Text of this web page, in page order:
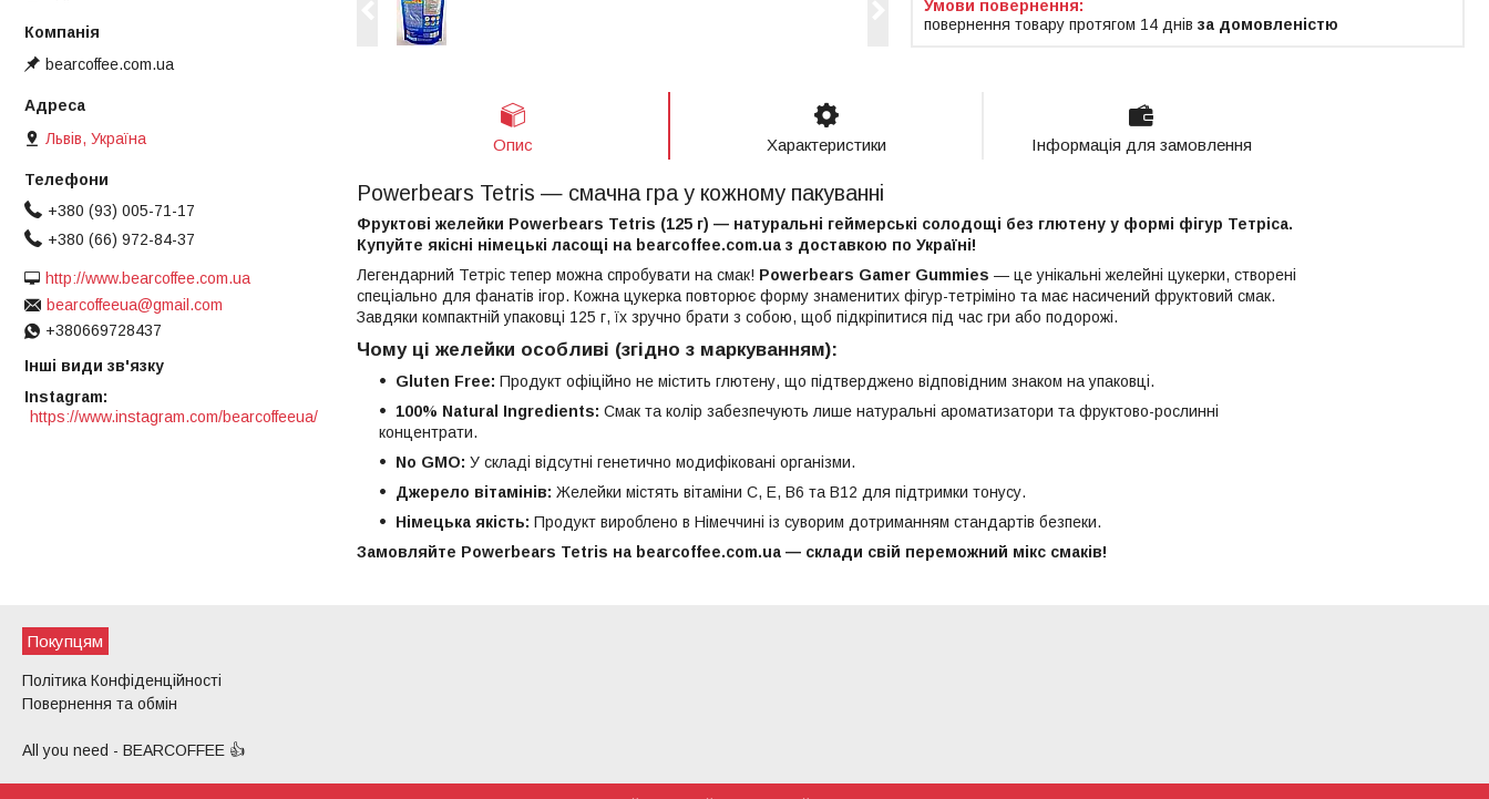
повернення товару протягом 14 днів за домовленістю
Опис Характеристики Інформація для замовлення
Powerbears Tetris — смачна гра у кожному пакуванні
Фруктові желейки Powerbears Tetris (125 г) — натуральні геймерські солодощі без глютену у формі фігур Тетріса.
Купуйте якісні німецькі ласощі на bearcoffee.com.ua з доставкою по Україні!
Легендарний Тетріс тепер можна спробувати на смак! Powerbears Gamer Gummies — це унікальні желейні цукерки, створені
спеціально для фанатів ігор. Кожна цукерка повторює форму знаменитих фігур-тетріміно та має насичений фруктовий смак.
Завдяки компактній упаковці 125 г, їх зручно брати з собою, щоб підкріпитися під час гри або подорожі.
Чому ці желейки особливі (згідно з маркуванням):
Gluten Free: Продукт офіційно не містить глютену, що підтверджено відповідним знаком на упаковці.
100% Natural Ingredients: Смак та колір забезпечують лише натуральні ароматизатори та фруктово-рослинні
концентрати.
No GMO: У складі відсутні генетично модифіковані організми.
Джерело вітамінів: Желейки містять вітаміни C, E, B6 та B12 для підтримки тонусу.
Німецька якість: Продукт вироблено в Німеччині із суворим дотриманням стандартів безпеки.
Замовляйте Powerbears Tetris на bearcoffee.com.ua — склади свій переможний мікс смаків!
bearcoffee.com.ua
Львів, Україна
+380 (93) 005-71-17
+380 (66) 972-84-37
http://www.bearcoffee.com.ua
bearcoffeeua@gmail.com
+380669728437
Інші види зв'язку
Instagram
https://www.instagram.com/bearcoffeeua/
Покупцям
Політика Конфіденційності
Повернення та обмін
All you need - BEARCOFFEE 👍